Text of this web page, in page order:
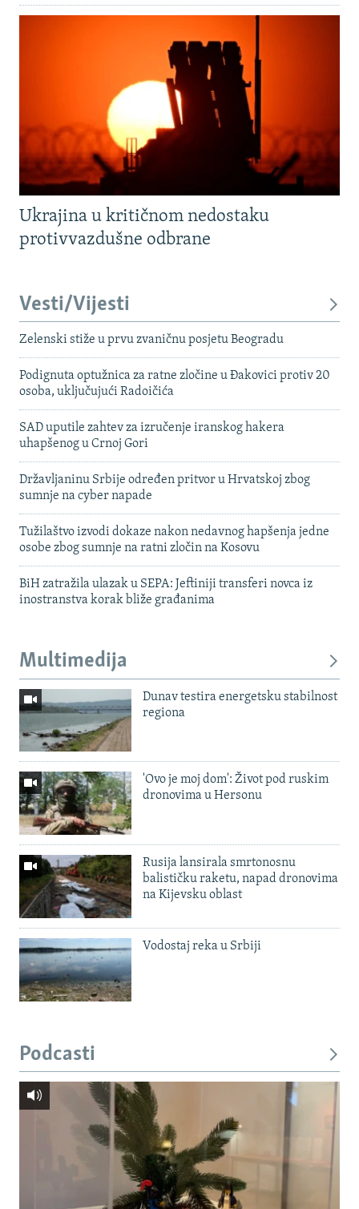
Ukrajina u kritičnom nedostaku
protivvazdušne odbrane
Vesti/Vijesti
Zelenski stiže u prvu zvaničnu posjetu Beogradu
Podignuta optužnica za ratne zločine u Đakovici protiv 20
osoba, uključujući Radoičića
SAD uputile zahtev za izručenje iranskog hakera
uhapšenog u Crnoj Gori
Državljaninu Srbije određen pritvor u Hrvatskoj zbog
sumnje na cyber napade
Tužilaštvo izvodi dokaze nakon nedavnog hapšenja jedne
osobe zbog sumnje na ratni zločin na Kosovu
BiH zatražila ulazak u SEPA: Jeftiniji transferi novca iz
inostranstva korak bliže građanima
Multimedija
Dunav testira energetsku stabilnost
regiona
'Ovo je moj dom': Život pod ruskim
dronovima u Hersonu
Rusija lansirala smrtonosnu
balističku raketu, napad dronovima
na Kijevsku oblast
Vodostaj reka u Srbiji
Podcasti